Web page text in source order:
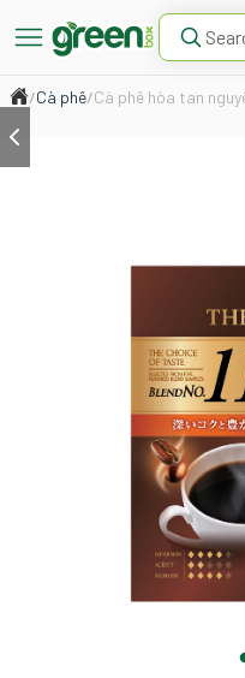
/Cà phê/Cà phê hòa tan